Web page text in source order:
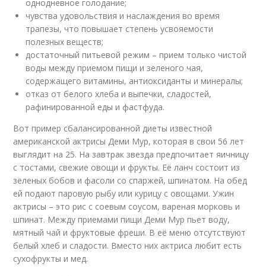
однодневное голодание;
чувства удовольствия и наслаждения во время
трапезы, что повышает степень усвояемости
полезных веществ;
достаточный питьевой режим – прием только чистой
воды между приемом пищи и зеленого чая,
содержащего витамины, антиоксиданты и минералы;
отказ от белого хлеба и выпечки, сладостей,
рафинированной еды и фастфуда.
Вот пример сбалансированной диеты известной
американской актрисы Деми Мур, которая в свои 56 лет
выглядит на 25. На завтрак звезда предпочитает яичницу
с тостами, свежие овощи и фрукты. Её ланч состоит из
зеленых бобов и фасоли со спаржей, шпинатом. На обед
ей подают паровую рыбу или курицу с овощами. Ужин
актрисы – это рис с соевым соусом, вареная морковь и
шпинат. Между приемами пищи Деми Мур пьет воду,
мятный чай и фруктовые фреши. В её меню отсутствуют
белый хлеб и сладости. Вместо них актриса любит есть
сухофрукты и мед.